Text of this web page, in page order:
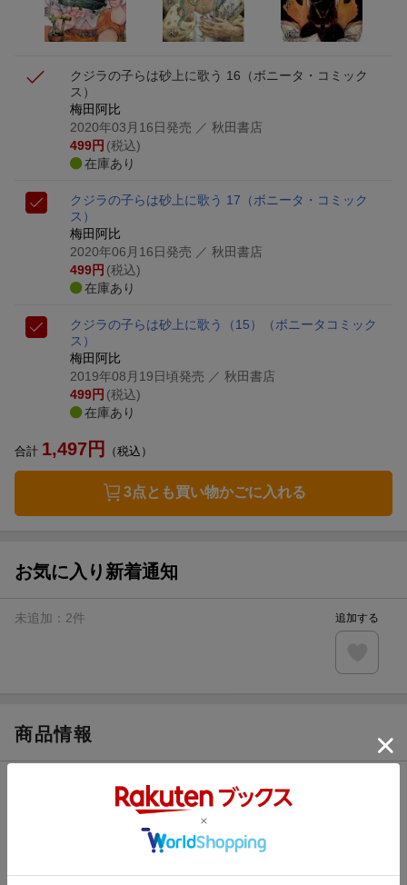
進呈
クジラの子らは砂上に歌う 16 （ボニータ・コミック
ス）
梅田阿比
2020年03月16日発売 ／ 秋田書店
499円 (税込)
在庫あり
クジラの子らは砂上に歌う 17 （ボニータ・コミック
ス）
梅田阿比
2020年06月16日発売 ／ 秋田書店
499円 (税込)
在庫あり
クジラの子らは砂上に歌う（15）
（ボニータコミック
ス）
梅田阿比
2019年08月19日頃発売 ／ 秋田書店
499円 (税込)
在庫あり
合計 1,497円 （税込）
3点とも買い物かごに入れる
お気に入り新着通知
未追加： 2件 追加する
商品情報
2020年03月16日
梅田阿比 (著)
クジラの子らは砂上に歌う
関連作品 クジラの子らは砂上に歌う